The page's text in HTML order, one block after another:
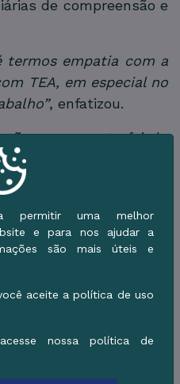
de compreensão e
termos empatia com a
TEA, em especial no
, enfatizou.
o momento foi de
sobre práticas que
de um ambiente mais
da Prefeitura de
políticas públicas
o diálogo
municipais.
permitir uma melhor
e para nos ajudar a
são mais úteis e
aceite a política de uso
nossa política de